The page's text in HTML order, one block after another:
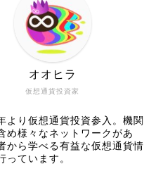
仮想通貨投資家
オオヒラ
より仮想通貨投資参入。機関
め様々なネットワークがあ
から学べる有益な仮想通貨情
っています。